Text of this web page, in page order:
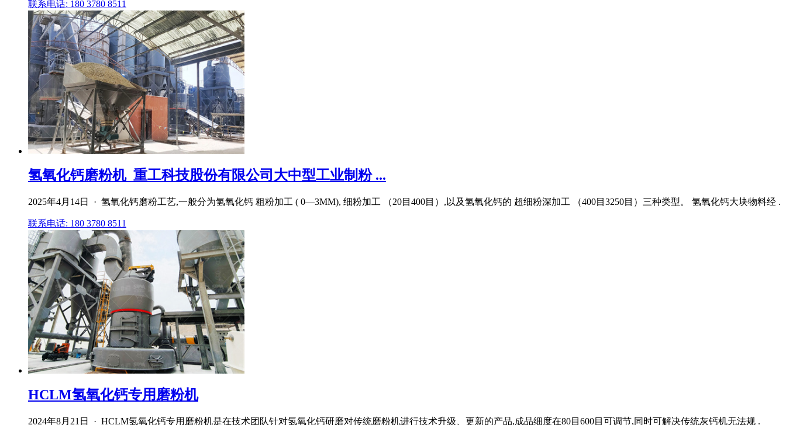
联系电话: 180 3780 8511
氢氧化钙磨粉机_重工科技股份有限公司大中型工业制粉 ...
2025年4月14日 · 氢氧化钙磨粉工艺,一般分为氢氧化钙 粗粉加工 ( 0—3MM), 细粉加工 （20目400目）,以及氢氧化钙的 超细粉深加工 （400目3250目）三种类型。 氢氧化钙大块物料经 .
联系电话: 180 3780 8511
HCLM氢氧化钙专用磨粉机
2024年8月21日 · HCLM氢氧化钙专用磨粉机是在技术团队针对氢氧化钙研磨对传统磨粉机进行技术升级、更新的产品,成品细度在80目600目可调节,同时可解决传统灰钙机无法规 .